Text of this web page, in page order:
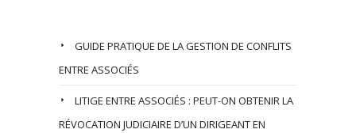
GUIDE PRATIQUE DE LA GESTION DE CONFLITS
ENTRE ASSOCIÉS
LITIGE ENTRE ASSOCIÉS : PEUT-ON OBTENIR LA
RÉVOCATION JUDICIAIRE D’UN DIRIGEANT EN